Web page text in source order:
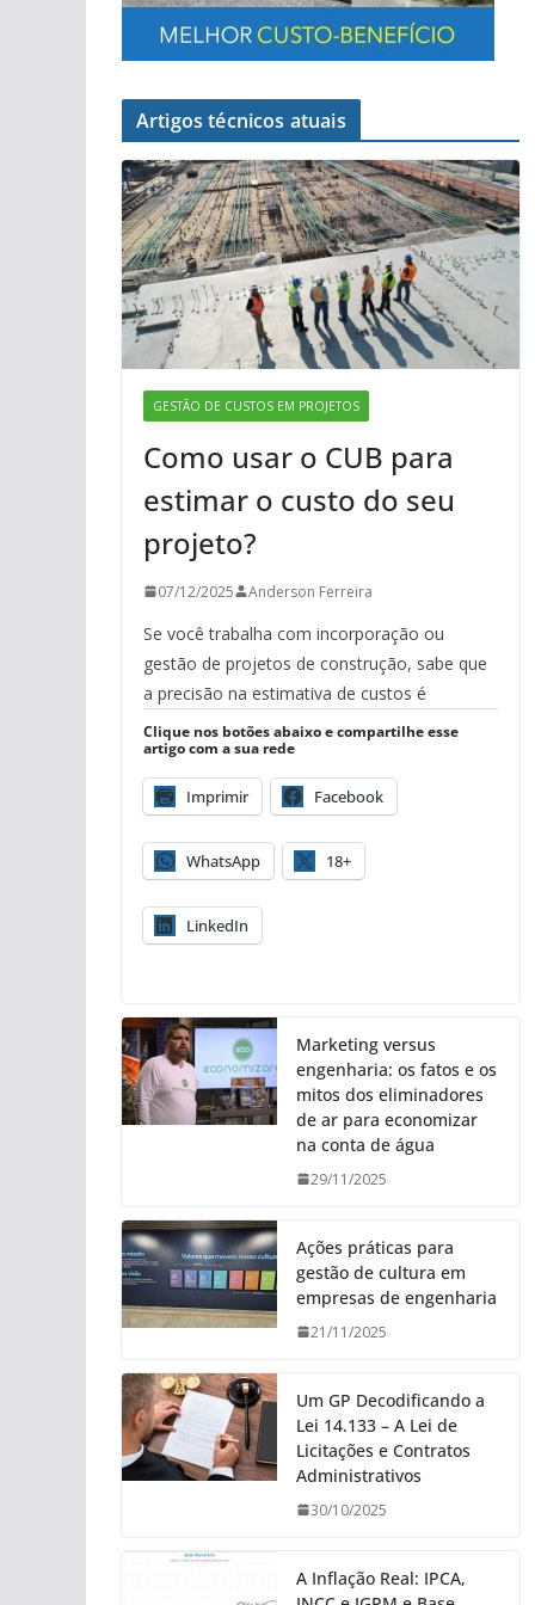
Artigos técnicos atuais
GESTÃO DE CUSTOS EM PROJETOS
Como usar o CUB para
estimar o custo do seu
projeto?
07/12/2025 Anderson Ferreira
Se você trabalha com incorporação ou
gestão de projetos de construção, sabe que
a precisão na estimativa de custos é
Clique nos botões abaixo e compartilhe esse
artigo com a sua rede
Imprimir Facebook
WhatsApp 18+
LinkedIn
Marketing versus
engenharia: os fatos e os
mitos dos eliminadores
de ar para economizar
na conta de água
29/11/2025
Ações práticas para
gestão de cultura em
empresas de engenharia
21/11/2025
Um GP Decodificando a
Lei 14.133 – A Lei de
Licitações e Contratos
Administrativos
30/10/2025
A Inflação Real: IPCA,